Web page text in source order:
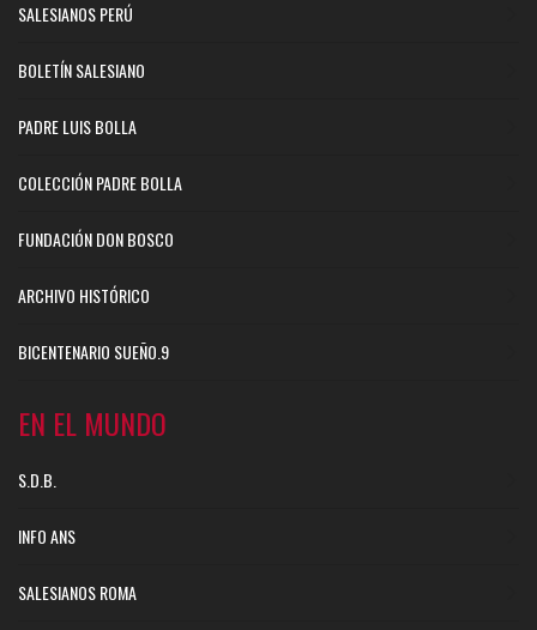
SALESIANOS PERÚ
BOLETÍN SALESIANO
PADRE LUIS BOLLA
COLECCIÓN PADRE BOLLA
FUNDACIÓN DON BOSCO
ARCHIVO HISTÓRICO
BICENTENARIO SUEÑO.9
EN EL MUNDO
S.D.B.
INFO ANS
SALESIANOS ROMA